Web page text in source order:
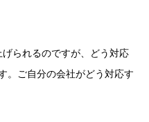
られるのですが、どう対応
。ご自分の会社がどう対応す